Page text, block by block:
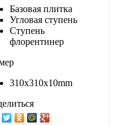
Базовая плитка
Угловая ступень
Ступень
флорентинер
310х310х10mm